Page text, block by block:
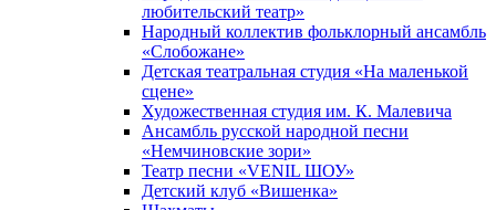
любительский театр»
Народный коллектив фольклорный ансамбль
«Слобожане»
Детская театральная студия «На маленькой
сцене»
Художественная студия им. К. Малевича
Ансамбль русской народной песни
«Немчиновские зори»
Театр песни «VENIL ШОУ»
Детский клуб «Вишенка»